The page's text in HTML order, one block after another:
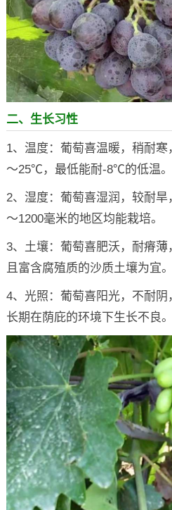
二、生长习性
1、温度：葡萄喜温暖，稍耐
～25℃，最低能耐-8℃的低温。
2、湿度：葡萄喜湿润，较耐
～1200毫米的地区均能栽培。
3、土壤：葡萄喜肥沃，耐瘠
且富含腐殖质的沙质土壤为宜。
4、光照：葡萄喜阳光，不耐阴
长期在荫庇的环境下生长不良。